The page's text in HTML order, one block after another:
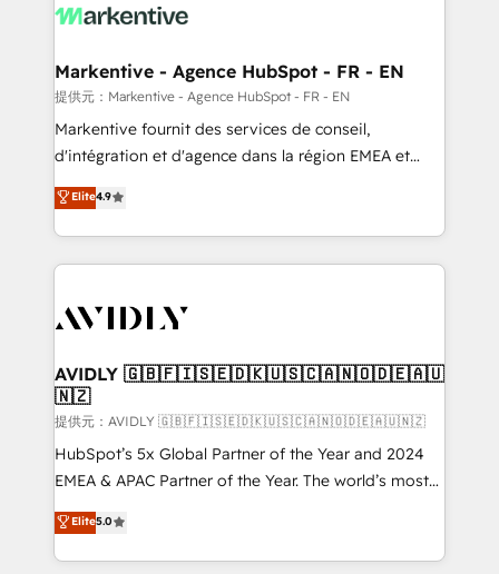
HubSpot大百科 出版 CRM・AI活用に関するご相談、現
せください。
results, fast. ⚙️CRM & RevOps: Align all Hubs to your
🎯Demand Gen & ABM: Drive pipeline with inbound,
ABM, AEO, SEO, & paid media. 👩‍💻Web Design:
Build high-performing websites with UX, messaging,
& conversion strategy that drive results. 🤖AI
AI, & maximize AEO with tailored AI services. 🧩
Integrations: Extend HubSpot with custom
Markentive - Agence HubSpot - FR - EN
提供元：Markentive - Agence HubSpot - FR - EN
Markentive fournit des services de conseil,
d'intégration et d'agence dans la région EMEA et
North America. Avec plus de 115 experts en
marketing automation, Growth, Revops, CRM et
webdesign. Markentive is both a consulting firm, a
digital agency and an integrator. With over 115
CRM and webdesign (We focus on EMEA - USA
Elite4.9
AVIDLY 🇬🇧🇫🇮🇸🇪🇩🇰🇺🇸🇨🇦🇳🇴🇩🇪🇦🇺
🇳🇿
提供元：AVIDLY 🇬🇧🇫🇮🇸🇪🇩🇰🇺🇸🇨🇦🇳🇴🇩🇪🇦🇺🇳🇿
HubSpot’s 5x Global Partner of the Year and 2024
EMEA & APAC Partner of the Year. The world’s most
experienced and fully accredited HubSpot Solutions
Partner. 🚀 With 2,750+ HubSpot projects delivered
and 370+ specialists across EMEA, APAC and NAM,
Elite5.0